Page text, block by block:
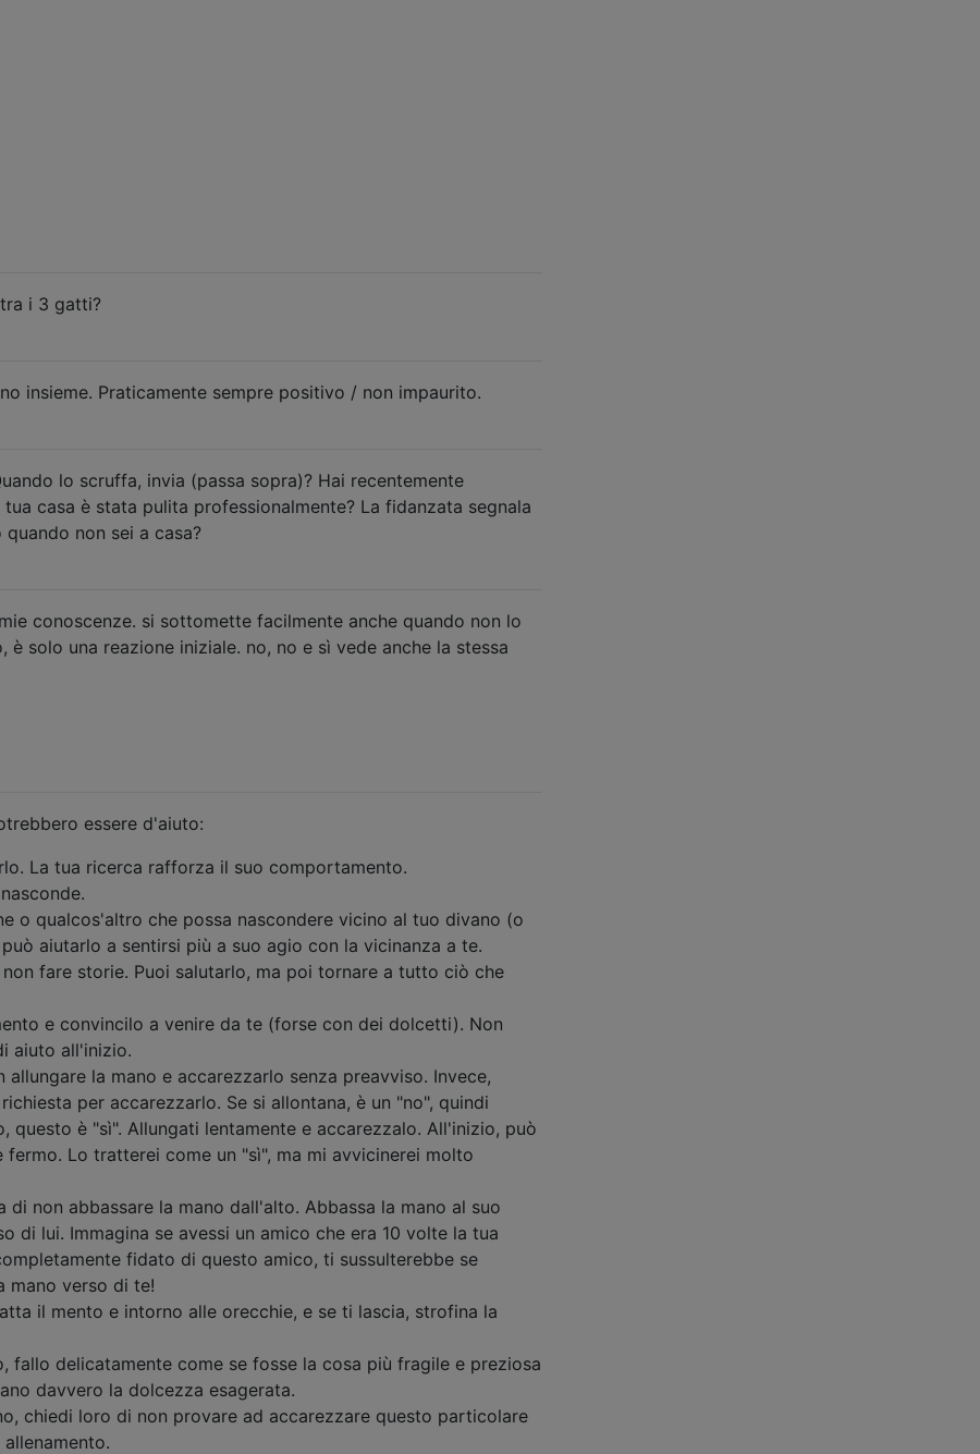
i 3 gatti?
insieme. Praticamente sempre positivo / non impaurito.
lo scruffa, invia (passa sopra)? Hai recentemente
casa è stata pulita professionalmente? La fidanzata segnala
non sei a casa?
conoscenze. si sottomette facilmente anche quando non lo
è solo una reazione iniziale. no, no e sì vede anche la stessa
essere d'aiuto:
La tua ricerca rafforza il suo comportamento.
o qualcos'altro che possa nascondere vicino al tuo divano (o
aiutarlo a sentirsi più a suo agio con la vicinanza a te.
fare storie. Puoi salutarlo, ma poi tornare a tutto ciò che
e convincilo a venire da te (forse con dei dolcetti). Non
aiuto all'inizio.
allungare la mano e accarezzarlo senza preavviso. Invece,
per accarezzarlo. Se si allontana, è un "no", quindi
questo è "sì". Allungati lentamente e accarezzalo. All'inizio, può
fermo. Lo tratterei come un "sì", ma mi avvicinerei molto
di non abbassare la mano dall'alto. Abbassa la mano al suo
di lui. Immagina se avessi un amico che era 10 volte la tua
fidato di questo amico, ti sussulterebbe se
mano verso di te!
il mento e intorno alle orecchie, e se ti lascia, strofina la
fallo delicatamente come se fosse la cosa più fragile e preziosa
davvero la dolcezza esagerata.
chiedi loro di non provare ad accarezzare questo particolare